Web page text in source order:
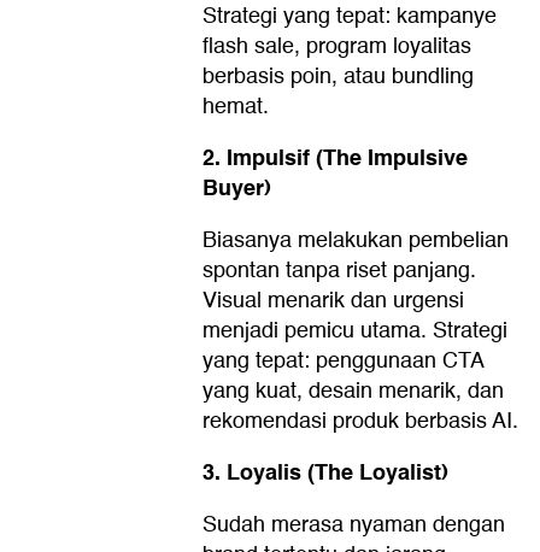
Strategi yang tepat: kampanye
flash sale, program loyalitas
berbasis poin, atau bundling
hemat.
2. Impulsif (The Impulsive
Buyer)
Biasanya melakukan pembelian
spontan tanpa riset panjang.
Visual menarik dan urgensi
menjadi pemicu utama. Strategi
yang tepat: penggunaan CTA
yang kuat, desain menarik, dan
rekomendasi produk berbasis AI.
3. Loyalis (The Loyalist)
Sudah merasa nyaman dengan